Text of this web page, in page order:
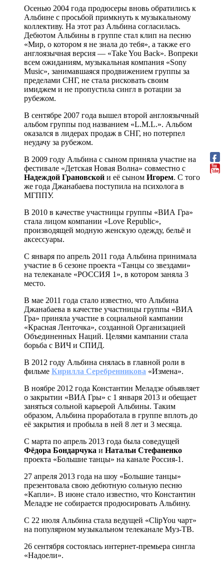
Осенью 2004 года продюсеры вновь обратились к
Альбине с просьбой примкнуть к музыкальному
коллективу. На этот раз Альбина согласилась.
Дебютом Альбины в группе стал клип на песню
«Мир, о котором я не знала до тебя», а также его
англоязычная версия — «Take You Back». Вопреки
всем ожиданиям, музыкальная компания «Sony
Music», занимавшаяся продвижением группы за
пределами СНГ, не стала рисковать своим
имиджем и не пропустила сингл в ротации за
рубежом.
В сентябре 2007 года вышел второй англоязычный
альбом группы под названием «L.M.L.». Альбом
оказался в лидерах продаж в СНГ, но потерпел
неудачу за рубежом.
В 2009 году Альбина с сыном приняла участие на
фестивале «Детская Новая Волна» совместно с
Надеждой Грановской и её сыном Игорем. С того
же года Джанабаева поступила на психолога в
МГППУ.
В 2010 в качестве участницы группы «ВИА Гра»
стала лицом компании «Love Republic»,
производящей модную женскую одежду, бельё и
аксессуары.
С января по апрель 2011 года Альбина принимала
участие в 6 сезоне проекта «Танцы со звездами»
на телеканале «РОССИЯ 1», в котором заняла 3
место.
В мае 2011 года стало известно, что Альбина
Джанабаева в качестве участницы группы «ВИА
Гра» приняла участие в социальной кампании
«Красная Ленточка», созданной Организацией
Объединенных Наций. Целями кампании стала
борьба с ВИЧ и СПИД.
В 2012 году Альбина снялась в главной роли в
фильме Кирилла Серебренникова «Измена».
В ноябре 2012 года Константин Меладзе объявляет
о закрытии «ВИА Гры» с 1 января 2013 и обещает
заняться сольной карьерой Альбины. Таким
образом, Альбина проработала в группе вплоть до
её закрытия и пробыла в ней 8 лет и 3 месяца.
С марта по апрель 2013 года была соведущей
Фёдора Бондарчука и Натальи Стефаненко
проекта «Большие танцы» на канале Россия-1.
27 апреля 2013 года на шоу «Большие танцы»
презентовала свою дебютную сольную песню
«Капли». В июне стало известно, что Константин
Меладзе не собирается продюсировать Альбину.
С 22 июля Альбина стала ведущей «ClipYou чарт»
на популярном музыкальном телеканале Муз-ТВ.
26 сентября состоялась интернет-премьера сингла
«Надоели».